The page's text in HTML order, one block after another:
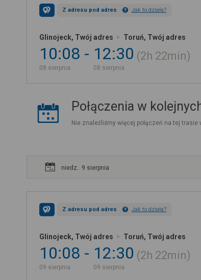
Z adresu pod adres Jak to działa?
Glinojeck, Twój adres Toruń, Twój adres
10:08
08 sierpnia
12:30
08 sierpnia
2h 22min
Połączenia w
Nie znaleźliśmy więcej połączeń na tej
niedz.. 9 sierpnia
Z adresu pod adres Jak to działa?
Glinojeck, Twój adres Toruń, Twój adres
10:08
09 sierpnia
12:30
09 sierpnia
2h 22min